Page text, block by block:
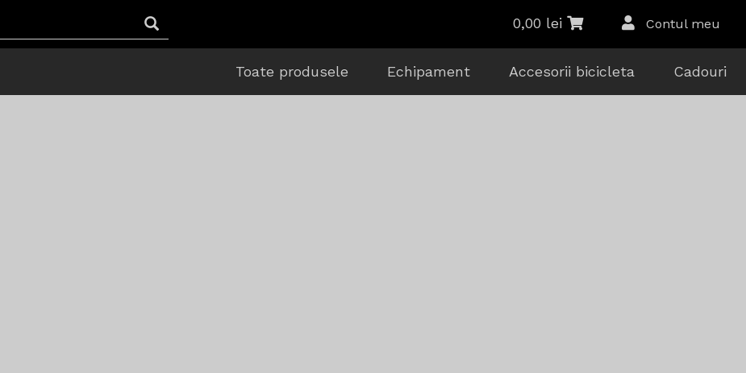
0,00 lei Contul meu
Toate produsele Echipament Accesorii bicicleta Cadouri